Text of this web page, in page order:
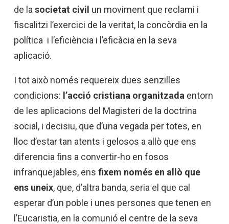
de la societat civil un moviment que reclami i
fiscalitzi l’exercici de la veritat, la concòrdia en la
política i l’eficiència i l’eficàcia en la seva
aplicació.
I tot això només requereix dues senzilles
condicions: l’acció cristiana organitzada entorn
de les aplicacions del Magisteri de la doctrina
social, i decisiu, que d’una vegada per totes, en
lloc d’estar tan atents i gelosos a allò que ens
diferencia fins a convertir-ho en fosos
infranquejables, ens fixem només en allò que
ens uneix, que, d’altra banda, seria el que cal
esperar d’un poble i unes persones que tenen en
l’Eucaristia, en la comunió el centre de la seva